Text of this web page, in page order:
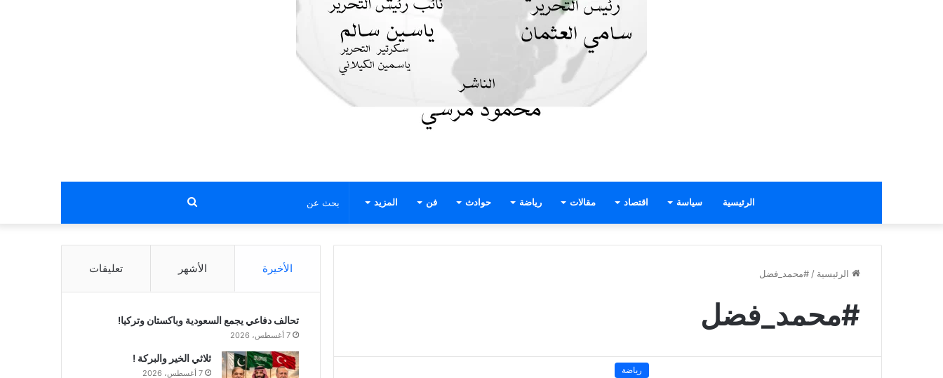
الرئيسية سياسة اقتصاد مقالات رياضة حوادث فن المزيد بحث
عن
الرئيسية / #محمد_فضل
#محمد_فضل
رياضة
الأخيرة الأشهر تعليقات
تحالف دفاعي يجمع السعودية وباكستان وتركيا!
7 أغسطس، 2026
ثلاثي الخير والبركة !
7 أغسطس، 2026